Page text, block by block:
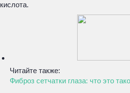
кислота.
Читайте также:
Фиброз сетчатки глаза: что это